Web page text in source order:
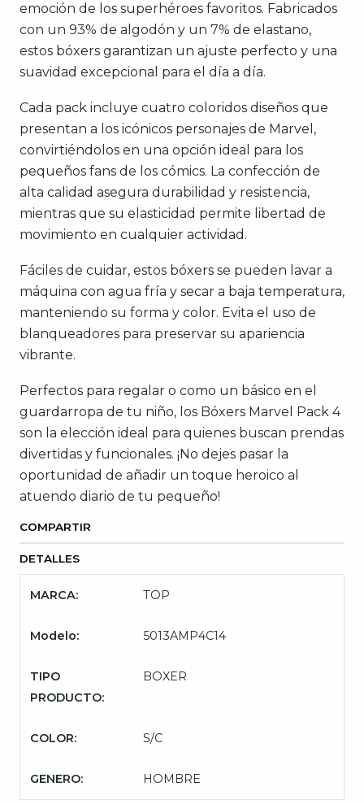
emoción de los superhéroes favoritos. Fabricados
con un 93% de algodón y un 7% de elastano,
estos bóxers garantizan un ajuste perfecto y una
suavidad excepcional para el día a día.
Cada pack incluye cuatro coloridos diseños que
presentan a los icónicos personajes de Marvel,
convirtiéndolos en una opción ideal para los
pequeños fans de los cómics. La confección de
alta calidad asegura durabilidad y resistencia,
mientras que su elasticidad permite libertad de
movimiento en cualquier actividad.
Fáciles de cuidar, estos bóxers se pueden lavar a
máquina con agua fría y secar a baja temperatura,
manteniendo su forma y color. Evita el uso de
blanqueadores para preservar su apariencia
vibrante.
Perfectos para regalar o como un básico en el
guardarropa de tu niño, los Bóxers Marvel Pack 4
son la elección ideal para quienes buscan prendas
divertidas y funcionales. ¡No dejes pasar la
oportunidad de añadir un toque heroico al
atuendo diario de tu pequeño!
COMPARTIR
DETALLES
MARCA: TOP
Modelo: 5013AMP4C14
TIPO
PRODUCTO:
BOXER
COLOR: S/C
GENERO: HOMBRE